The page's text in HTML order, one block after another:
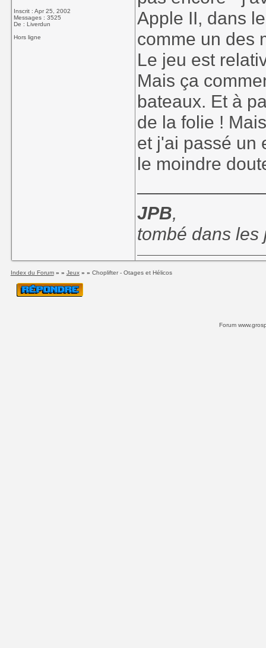
Inscrit : Apr 25, 2002
Messages : 3525
De : Liverdun
Hors ligne
Apple II, dans
comme un des
Le jeu est
Mais ça
bateaux. Et à
de la folie !
et j'ai passé un
le moindre
JPB,
tombé dans les
Index du Forum» » Jeux» » Choplifter - Otages et Hélicos
Forum